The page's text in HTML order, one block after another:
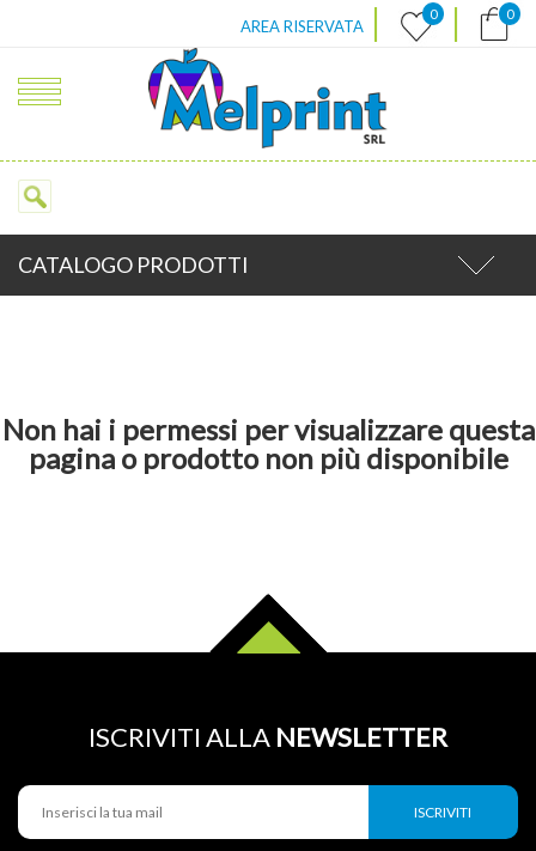
AREA RISERVATA | 0 | 0
CATALOGO PRODOTTI
Non hai i permessi per visualizzare questa
pagina o prodotto non più disponibile
ISCRIVITI ALLA NEWSLETTER